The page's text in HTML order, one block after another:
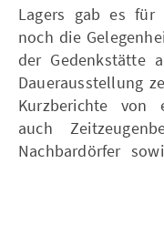
Lagers gab es für
noch die
der Gedenkstätte
Dauerausstellung
Kurzberichte von
auch
Nachbardörfer